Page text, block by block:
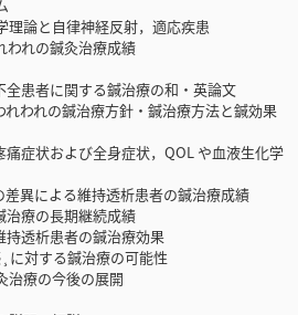
理論と自律神経反射，適応疾患
われの鍼灸治療成績
患者に関する鍼治療の和・英論文
われの鍼治療方針・鍼治療方法と鍼効果
症状および全身症状，QOL や血液生化学
異による維持透析患者の鍼治療成績
療の長期継続成績
透析患者の鍼治療効果
に対する鍼治療の可能性
治療の今後の展開